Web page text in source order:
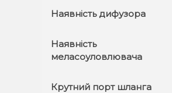
Наявність дифузора
Наявність
меласоуловлювача
Крутний порт шланга